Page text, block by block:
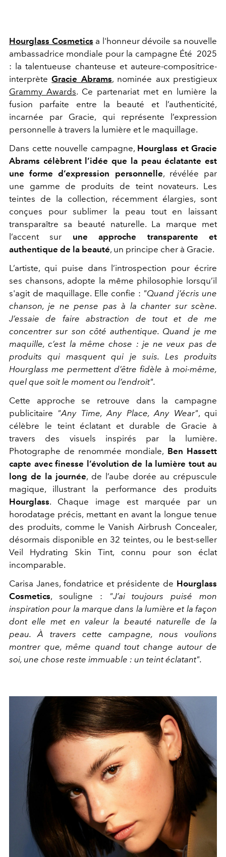
Hourglass Cosmetics a l'honneur dévoile sa nouvelle
ambassadrice mondiale pour la campagne Été 2025
: la talentueuse chanteuse et auteure-compositrice-
interprèteGracie Abrams, nominée aux prestigieux
Grammy Awards. Ce partenariat met en lumière la
fusion parfaite entre la beauté et l’authenticité,
incarnée par Gracie, qui représente l’expression
personnelle à travers la lumière et le maquillage.
Dans cette nouvelle campagne, Hourglass et Gracie
Abrams célèbrent l’idée que la peau éclatante est
une forme d’expression personnelle, révélée par
une gamme de produits de teint novateurs. Les
teintes de la collection, récemment élargies, sont
conçues pour sublimer la peau tout en laissant
transparaître sa beauté naturelle. La marque met
l’accent sur une approche transparente et
authentique de la beauté, un principe cher à Gracie.
L’artiste, qui puise dans l’introspection pour écrire
ses chansons, adopte la même philosophie lorsqu’il
s'agit de maquillage. Elle confie : "Quand j’écris une
chanson, je ne pense pas à la chanter sur scène.
J’essaie de faire abstraction de tout et de me
concentrer sur son côté authentique. Quand je me
maquille, c’est la même chose : je ne veux pas de
produits qui masquent qui je suis. Les produits
Hourglass me permettent d’être fidèle à moi-même,
quel que soit le moment ou l’endroit".
Cette approche se retrouve dans la campagne
publicitaire "Any Time, Any Place, Any Wear", qui
célèbre le teint éclatant et durable de Gracie à
travers des visuels inspirés par la lumière.
Photographe de renommée mondiale, Ben Hassett
capte avec finesse l’évolution de la lumière tout au
long de la journée, de l’aube dorée au crépuscule
magique, illustrant la performance des produits
Hourglass. Chaque image est marquée par un
horodatage précis, mettant en avant la longue tenue
des produits, comme le Vanish Airbrush Concealer,
désormais disponible en 32 teintes, ou le best-seller
Veil Hydrating Skin Tint, connu pour son éclat
incomparable.
Carisa Janes, fondatrice et présidente de Hourglass
Cosmetics, souligne :
"J’ai toujours puisé mon
inspiration pour la marque dans la lumière et la façon
dont elle met en valeur la beauté naturelle de la
peau. À travers cette campagne, nous voulions
montrer que, même quand tout change autour de
soi, une chose reste immuable : un teint éclatant".